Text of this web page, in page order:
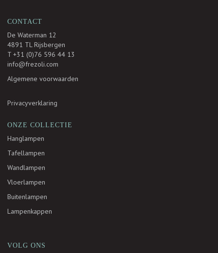
CONTACT
De Waterman 12
4891 TL Rijsbergen
T +31 (0)76 596 44 13
info@frezoli.com
Algemene voorwaarden
Privacyverklaring
ONZE COLLECTIE
Hanglampen
Tafellampen
Wandlampen
Vloerlampen
Buitenlampen
Lampenkappen
VOLG ONS